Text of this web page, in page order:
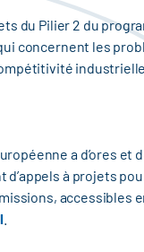
du Pilier 2 du
concernent les
a d’ores et
à projets
accessibles